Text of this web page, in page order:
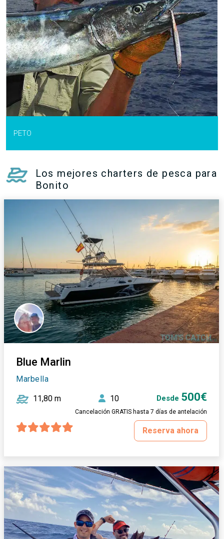
PETO
Los mejores charters de pesca para
Bonito
Blue Marlin
Marbella
11,80 m 10 Desde 500€
Cancelación GRATIS hasta 7 días de antelación
Reserva ahora